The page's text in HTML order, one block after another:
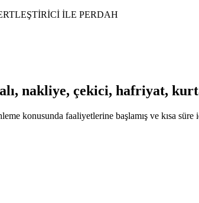
İLE PERDAH
nakliye, çekici, hafriyat,
konusunda faaliyetlerine başlamış ve kısa